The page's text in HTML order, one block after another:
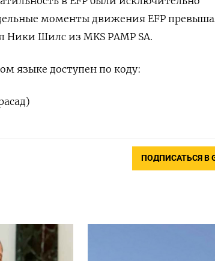
моменты движения EFP
Шилс из MKS PAMP SA.
языке доступен по коду:
ПОДПИСАТЬСЯ В